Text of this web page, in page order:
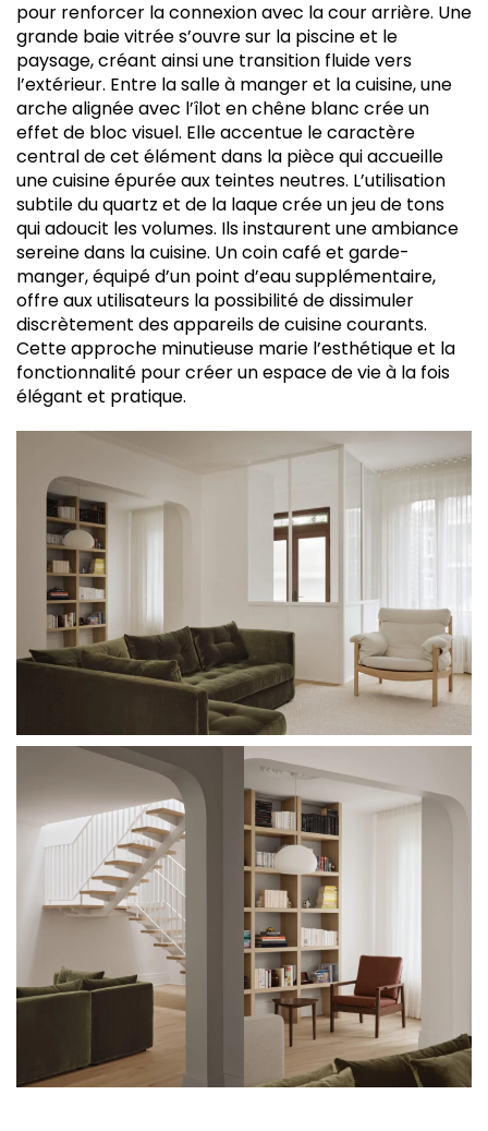
pour renforcer la connexion avec la cour arrière. Une
grande baie vitrée s’ouvre sur la piscine et le
paysage, créant ainsi une transition fluide vers
l’extérieur. Entre la salle à manger et la cuisine, une
arche alignée avec l’îlot en chêne blanc crée un
effet de bloc visuel. Elle accentue le caractère
central de cet élément dans la pièce qui accueille
une cuisine épurée aux teintes neutres. L’utilisation
subtile du quartz et de la laque crée un jeu de tons
qui adoucit les volumes. Ils instaurent une ambiance
sereine dans la cuisine. Un coin café et garde-
manger, équipé d’un point d’eau supplémentaire,
offre aux utilisateurs la possibilité de dissimuler
discrètement des appareils de cuisine courants.
Cette approche minutieuse marie l’esthétique et la
fonctionnalité pour créer un espace de vie à la fois
élégant et pratique.